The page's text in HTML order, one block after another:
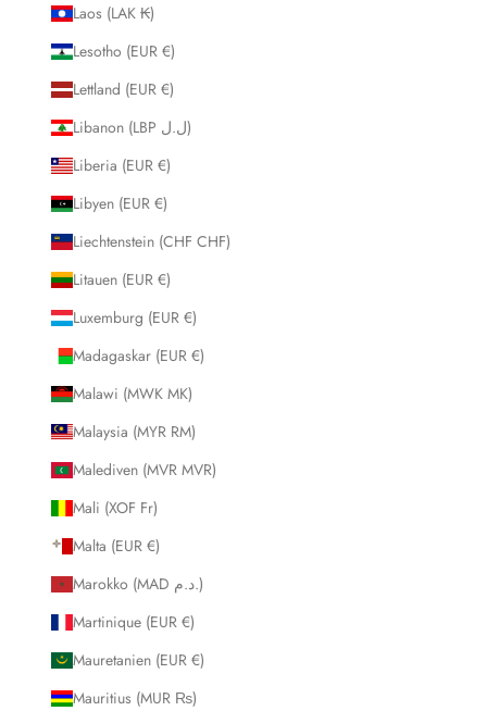
Laos (LAK ₭)
Lesotho (EUR €)
Lettland (EUR €)
Libanon (LBP ل.ل)
Liberia (EUR €)
Libyen (EUR €)
Liechtenstein (CHF CHF)
Litauen (EUR €)
Luxemburg (EUR €)
Madagaskar (EUR €)
Malawi (MWK MK)
Malaysia (MYR RM)
Malediven (MVR MVR)
Mali (XOF Fr)
Malta (EUR €)
Marokko (MAD د.م.)
Martinique (EUR €)
Mauretanien (EUR €)
Mauritius (MUR ₨)